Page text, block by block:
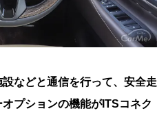
などと通信を行って、安全走
プションの機能がITSコネク